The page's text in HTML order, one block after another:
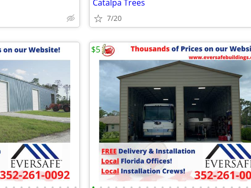
Catalpa Trees
7/20
$5